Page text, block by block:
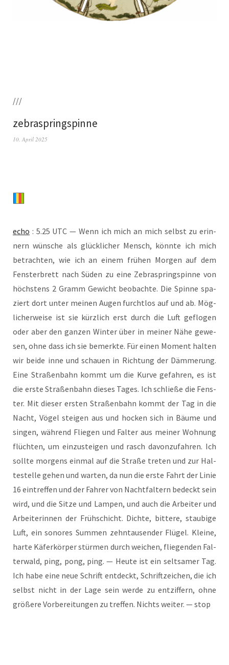
///
zebraspringspinne
10. April 2025
echo : 5.25 UTC — Wenn ich mich an mich selbst zu erin­
nern wün­sche als glück­li­cher Mensch, könn­te ich mich
betrach­ten, wie ich an einem frü­hen Mor­gen auf dem
Fens­ter­brett nach Süden zu eine Zebra­spring­spin­ne von
höchs­tens 2 Gramm Gewicht beob­ach­te. Die Spin­ne spa­
ziert dort unter mei­nen Augen furcht­los auf und ab. Mög­
li­cher­wei­se ist sie kürz­lich erst durch die Luft geflo­gen
oder aber den gan­zen Win­ter über in mei­ner Nähe gewe­
sen, ohne dass ich sie bemerk­te. Für einen Moment hal­ten
wir bei­de inne und schau­en in Rich­tung der Däm­me­rung.
Eine Stra­ßen­bahn kommt um die Kur­ve gefah­ren, es ist
die ers­te Stra­ßen­bahn die­ses Tages. Ich schlie­ße die Fens­
ter. Mit die­ser ers­ten Stra­ßen­bahn kommt der Tag in die
Nacht, Vögel stei­gen aus und hocken sich in Bäu­me und
sin­gen, wäh­rend Flie­gen und Fal­ter aus mei­ner Woh­nung
flüch­ten, um ein­zu­stei­gen und rasch davon­zu­fah­ren. Ich
soll­te mor­gens ein­mal auf die Stra­ße tre­ten und zur Hal­
te­stel­le gehen und war­ten, da nun die ers­te Fahrt der Linie
16 ein­tref­fen und der Fah­rer von Nacht­fal­tern bedeckt sein
wird, und die Sit­ze und Lam­pen, und auch die Arbei­ter und
Arbei­te­rin­nen der Früh­schicht. Dich­te, bit­te­re, stau­bi­ge
Luft, ein sono­res Sum­men zehn­tau­sen­der Flü­gel. Klei­ne,
har­te Käfer­kör­per stür­men durch wei­chen, flie­gen­den Fal­
ter­wald, ping, pong, ping. — Heu­te ist ein selt­sa­mer Tag.
Ich habe eine neue Schrift ent­deckt, Schrift­zei­chen, die ich
selbst nicht in der Lage sein wer­de zu ent­zif­fern, ohne
grö­ße­re Vor­be­rei­tun­gen zu tref­fen. Nichts wei­ter. — stop